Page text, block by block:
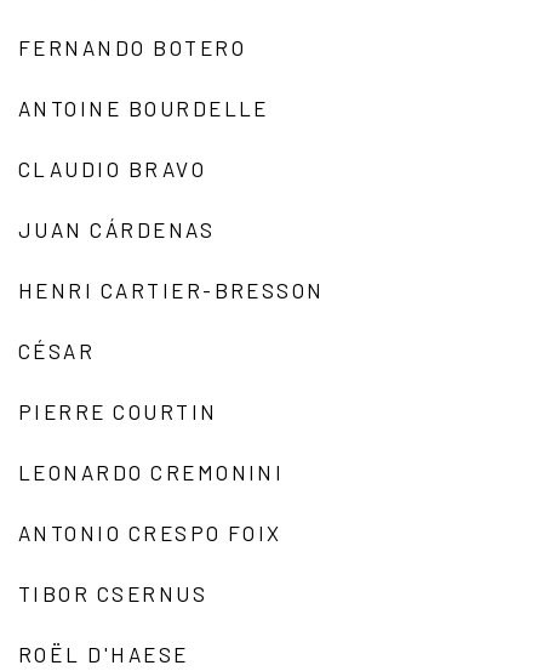
FERNANDO BOTERO
ANTOINE BOURDELLE
CLAUDIO BRAVO
JUAN CÁRDENAS
HENRI CARTIER-BRESSON
CÉSAR
PIERRE COURTIN
LEONARDO CREMONINI
ANTONIO CRESPO FOIX
TIBOR CSERNUS
ROËL D'HAESE